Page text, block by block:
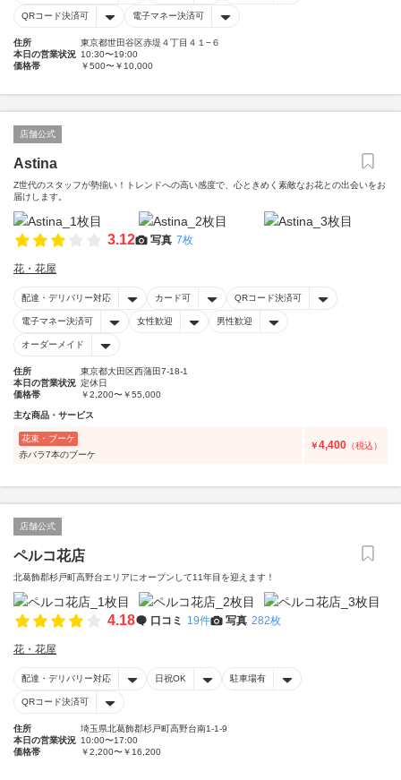
QRコード決済可 電子マネー決済可
住所
東京都世田谷区赤堤４丁目４１−６
本日の営業状況 10:30〜19:00
価格帯
￥500〜￥10,000
店舗公式
Astina
Z世代のスタッフが勢揃い！トレンドへの高い感度で、心ときめく素敵なお花との出会いをお
届けします。
3.12 写真 7枚
花・花屋
配達・デリバリー対応 カード可 QRコード決済可
電子マネー決済可 女性歓迎 男性歓迎
オーダーメイド
住所
東京都大田区西蒲田7-18-1
本日の営業状況 定休日
価格帯
￥2,200〜￥55,000
主な商品・サービス
花束・ブーケ
赤バラ7本のブーケ
￥4,400 （税込）
店舗公式
ペルコ花店
北葛飾郡杉戸町高野台エリアにオープンして11年目を迎えます！
4.18 口コミ 19件 写真 282枚
花・花屋
配達・デリバリー対応 日祝OK 駐車場有
QRコード決済可
住所
埼玉県北葛飾郡杉戸町高野台南1-1-9
本日の営業状況 10:00〜17:00
価格帯
￥2,200〜￥16,200